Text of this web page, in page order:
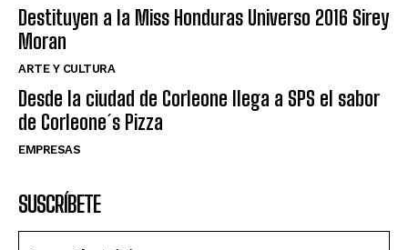
Destituyen a la Miss Honduras Universo 2016 Sirey
Moran
ARTE Y CULTURA
Desde la ciudad de Corleone llega a SPS el sabor
de Corleone´s Pizza
EMPRESAS
SUSCRÍBETE